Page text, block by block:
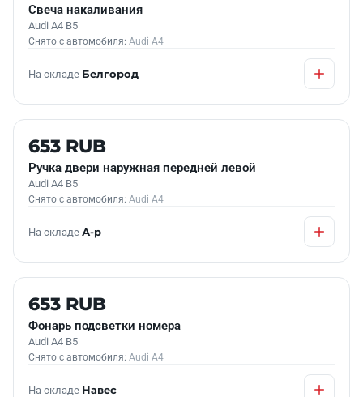
Свеча накаливания
Audi A4 B5
Снято с автомобиля: Audi A4
На складе Белгород
Б/У В НАЛИЧИИ
653 RUB
Ручка двери наружная передней левой
Audi A4 B5
Снято с автомобиля: Audi A4
На складе А-р
Б/У В НАЛИЧИИ
653 RUB
Фонарь подсветки номера
Audi A4 B5
Снято с автомобиля: Audi A4
На складе Навес